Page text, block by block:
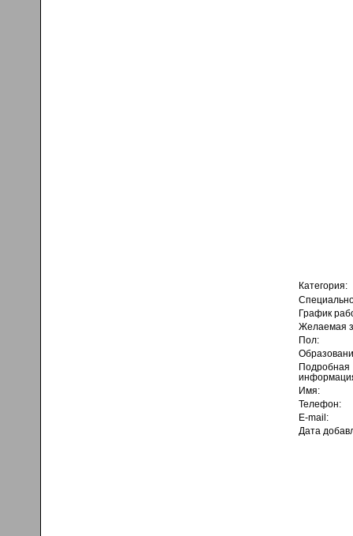
Категория:
График
Желаемая
Пол:
Подробная
Имя:
Телефон:
E-mail:
Дата